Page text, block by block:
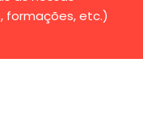
formações, etc.)